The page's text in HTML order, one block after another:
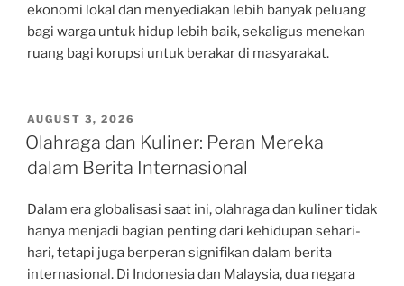
ekonomi lokal dan menyediakan lebih banyak peluang
bagi warga untuk hidup lebih baik, sekaligus menekan
ruang bagi korupsi untuk berakar di masyarakat.
POSTED
ON
AUGUST 3, 2026
Olahraga dan Kuliner: Peran Mereka
dalam Berita Internasional
Dalam era globalisasi saat ini, olahraga dan kuliner tidak
hanya menjadi bagian penting dari kehidupan sehari-
hari, tetapi juga berperan signifikan dalam berita
internasional. Di Indonesia dan Malaysia, dua negara